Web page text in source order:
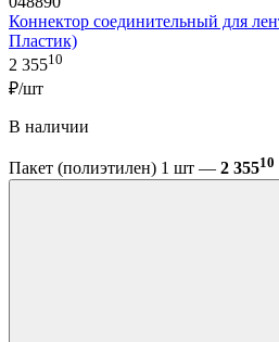
Коннектор соединительный для
Пластик)
2 35510
₽/шт
В наличии
Пакет (полиэтилен) 1 шт — 2 35510